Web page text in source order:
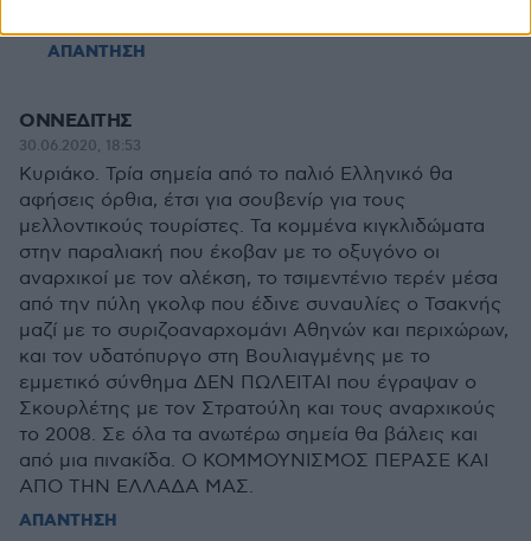
ΑΠΑΝΤΗΣΗ
ΟΝΝΕΔΙΤΗΣ
30.06.2020, 18:53
Κυριάκο. Τρία σημεία από το παλιό Ελληνικό θα
αφήσεις όρθια, έτσι για σουβενίρ για τους
μελλοντικούς τουρίστες. Τα κομμένα κιγκλιδώματα
στην παραλιακή που έκοβαν με το οξυγόνο οι
αναρχικοί με τον αλέκση, το τσιμεντένιο τερέν μέσα
από την πύλη γκολφ που έδινε συναυλίες ο Τσακνής
μαζί με το συριζοαναρχομάνι Αθηνών και περιχώρων,
και τον υδατόπυργο στη Βουλιαγμένης με το
εμμετικό σύνθημα ΔΕΝ ΠΩΛΕΙΤΑΙ που έγραψαν ο
Σκουρλέτης με τον Στρατούλη και τους αναρχικούς
το 2008. Σε όλα τα ανωτέρω σημεία θα βάλεις και
από μια πινακίδα. Ο ΚΟΜΜΟΥΝΙΣΜΟΣ ΠΕΡΑΣΕ ΚΑΙ
ΑΠΟ ΤΗΝ ΕΛΛΑΔΑ ΜΑΣ.
ΑΠΑΝΤΗΣΗ